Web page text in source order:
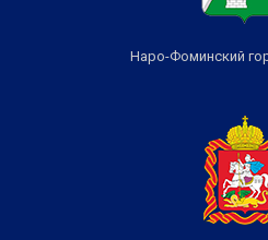
Наро-Фоминский